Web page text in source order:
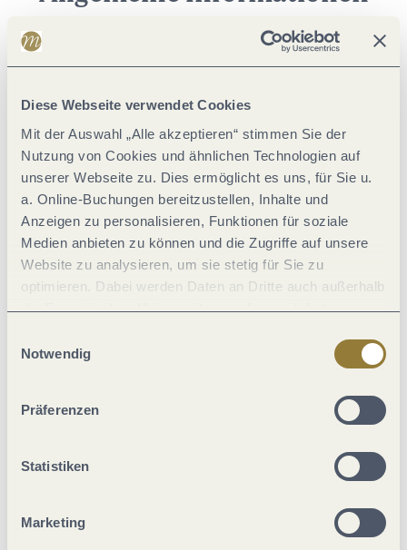
Diese Webseite verwendet Cookies
Mit der Auswahl „Alle akzeptieren“ stimmen Sie der
Nutzung von Cookies und ähnlichen Technologien auf
unserer Webseite zu. Dies ermöglicht es uns, für Sie u.
a. Online-Buchungen bereitzustellen, Inhalte und
Anzeigen zu personalisieren, Funktionen für soziale
Medien anbieten zu können und die Zugriffe auf unsere
Website zu analysieren, um sie stetig für Sie zu
optimieren. Dabei werden Daten an Dritte auch außerhalb
der Europäischen Union weitergegeben und dort
jederzeit widerrufen werden. Mit der Auswahl "Alle
ablehnen" kann es zu Beeinträchtigungen in der Nutzung
Notwendig
Präferenzen
Statistiken
Marketing
Verpflegung
Ausstattung Zimmer/Appartement
Fremdsprachen
Tagung / Kongress